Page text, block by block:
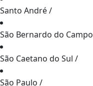
Santo André/
São Bernardo do Campo
São Caetano do Sul /
São Paulo /